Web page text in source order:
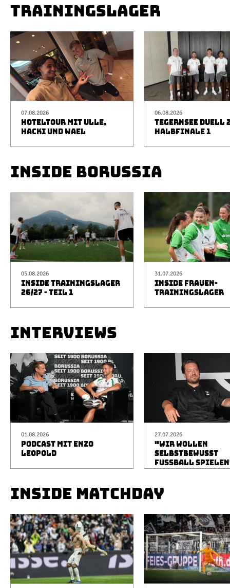
TRAININGSLAGER
07.08.2026
HOTELTOUR MIT ULLE,
HACKI UND WAEL
06.08.2026
TEGERNSEE DUELL
HALBFINALE 1
INSIDE BORUSSIA
05.08.2026
INSIDE TRAININGSLAGER
26/27 - TEIL 1
31.07.2026
INSIDE FRAUEN-
TRAININGSLAGER
INTERVIEWS
01.08.2026
PODCAST MIT ENZO
LEOPOLD
27.07.2026
"WIR WOLLEN
SELBSTBEWUSST
FUSSBALL
INSIDE MATCHDAY